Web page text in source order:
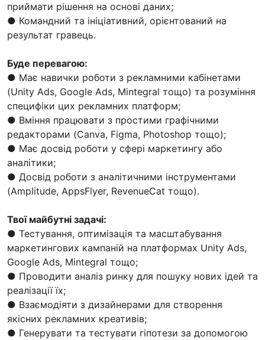
приймати рішення на основі даних;
● Командний та ініціативний, орієнтований на
результат гравець.
Буде перевагою:
● Має навички роботи з рекламними кабінетами
(Unity Ads, Google Ads, Mintegral тощо) та розуміння
специфіки цих рекламних платформ;
● Вміння працювати з простими графічними
редакторами (Canva, Figma, Photoshop тощо);
● Має досвід роботи у сфері маркетингу або
аналітики;
● Досвід роботи з аналітичними інструментами
(Amplitude, AppsFlyer, RevenueCat тощо).
Твої майбутні задачі:
● Тестування, оптимізація та масштабування
маркетингових кампаній на платформах Unity Ads,
Google Ads, Mintegral тощо;
● Проводити аналіз ринку для пошуку нових ідей та
реалізації їх;
● Взаємодіяти з дизайнерами для створення
якісних рекламних креативів;
● Генерувати та тестувати гіпотези за допомогою